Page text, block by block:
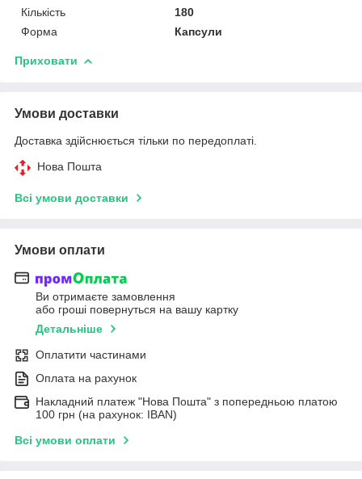
Кількість
180
Форма
Капсули
Приховати
Умови доставки
Доставка здійснюється тільки по передоплаті.
Нова Пошта
Всі умови доставки
Умови оплати
Ви отримаєте замовлення
або гроші повернуться на вашу картку
Детальніше
Оплатити частинами
Оплата на рахунок
Накладний платеж "Нова Пошта" з попередньою платою
100 грн (на рахунок: IBAN)
Всі умови оплати